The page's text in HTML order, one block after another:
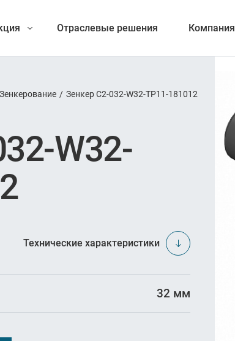
Точение
Отрезка и обработка канавок
Резьбонарезание
Оснастка
Отраслевые решения Компания
Зенкерование / Зенкер C2-032-W32-TP11-181012
W32-
Технические характеристики
32 мм